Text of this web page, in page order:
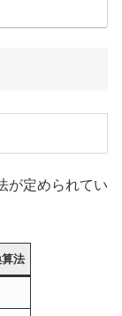
が定められてい
法